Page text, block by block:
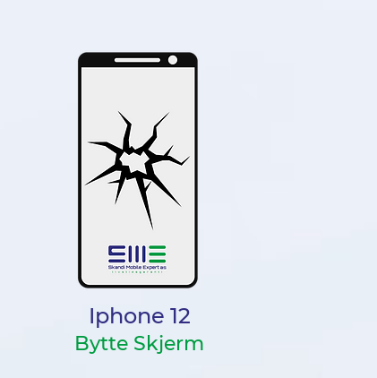
Iphone 12
Bytte Skjerm